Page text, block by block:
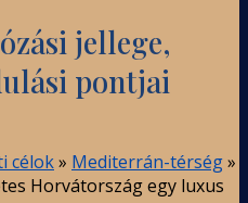
jellege,
pontjai
célok» Mediterrán-térség»
Horvátország egy luxus